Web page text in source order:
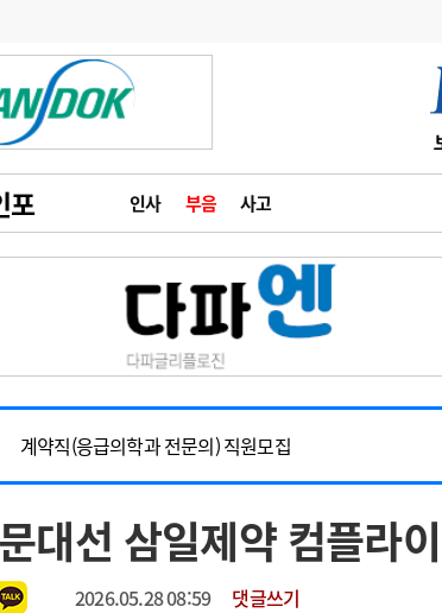
포 인사 부음 사고
금주의 검색어
1
의사인력 수급 추계
2
성분명 처방
3
AI의료
4
전공의 모집 결과
인사
피플
포토뉴스
지역병원 중소병원
행정처분 판례
회사소개 법적고지
2026년 하반기 인턴 모집
마취통증의학과 임기제 임상의사 채용
계약직(응급의학과 전문의) 직원모집
하반기 전공의(레지던트1년차) 모집
2026년 하반기 인턴 모집
마취통증의학과 임기제 임상의사 채용
문대선 삼일제약 컴플라
2026.05.28 08:59 댓글쓰기